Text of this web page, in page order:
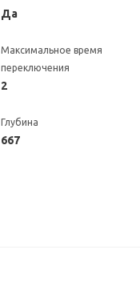
Да
Максимальное время
переключения
2
Глубина
667